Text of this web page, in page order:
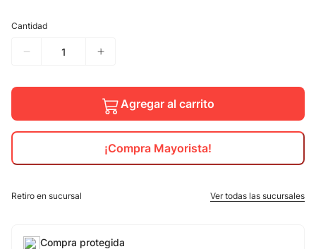
Cantidad
Agregar al carrito
¡Compra Mayorista!
Retiro en sucursal Ver todas las sucursales
Compra protegida
7.
todo terreno
adidas mujer